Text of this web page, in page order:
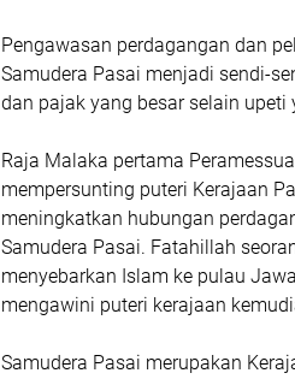
Pengawasan perdagangan dan
Samudera Pasai menjadi sendi-
dan pajak yang besar selain upeti
Raja Malaka pertama
mempersunting puteri Kerajaan
meningkatkan hubungan
Samudera Pasai. Fatahillah
menyebarkan Islam ke pulau
mengawini puteri kerajaan
Samudera Pasai merupakan